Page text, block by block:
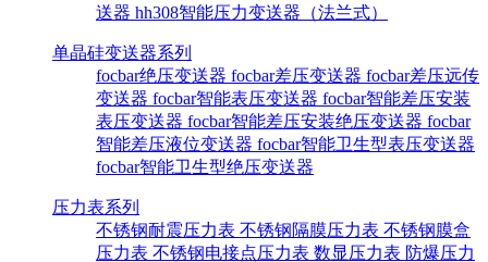
送器 hh308智能压力变送器（法兰式）
单晶硅变送器系列
focbar绝压变送器 focbar差压变送器 focbar差压远传
变送器 focbar智能表压变送器 focbar智能差压安装
表压变送器 focbar智能差压安装绝压变送器 focbar
智能差压液位变送器 focbar智能卫生型表压变送器
focbar智能卫生型绝压变送器
压力表系列
不锈钢耐震压力表 不锈钢隔膜压力表 不锈钢膜盒
压力表 不锈钢电接点压力表 数显压力表 防爆压力